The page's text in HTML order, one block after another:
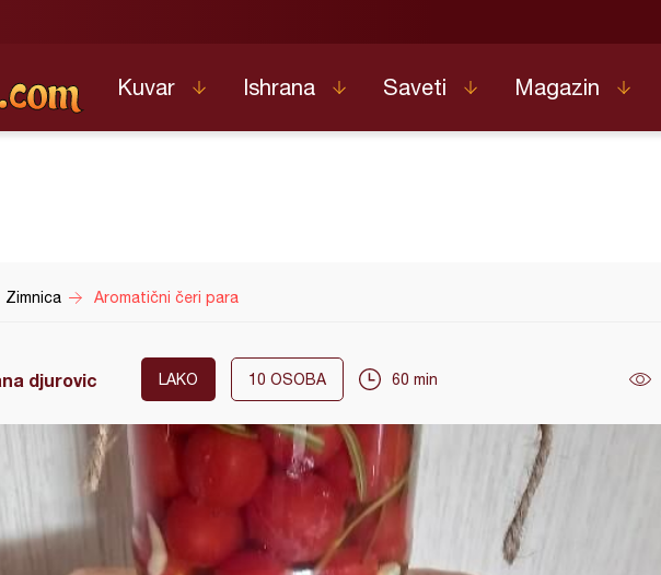
Kuvar Ishrana Saveti Magazin
Zimnica Aromatični čeri para
djurovic LAKO 10 OSOBA 60 min